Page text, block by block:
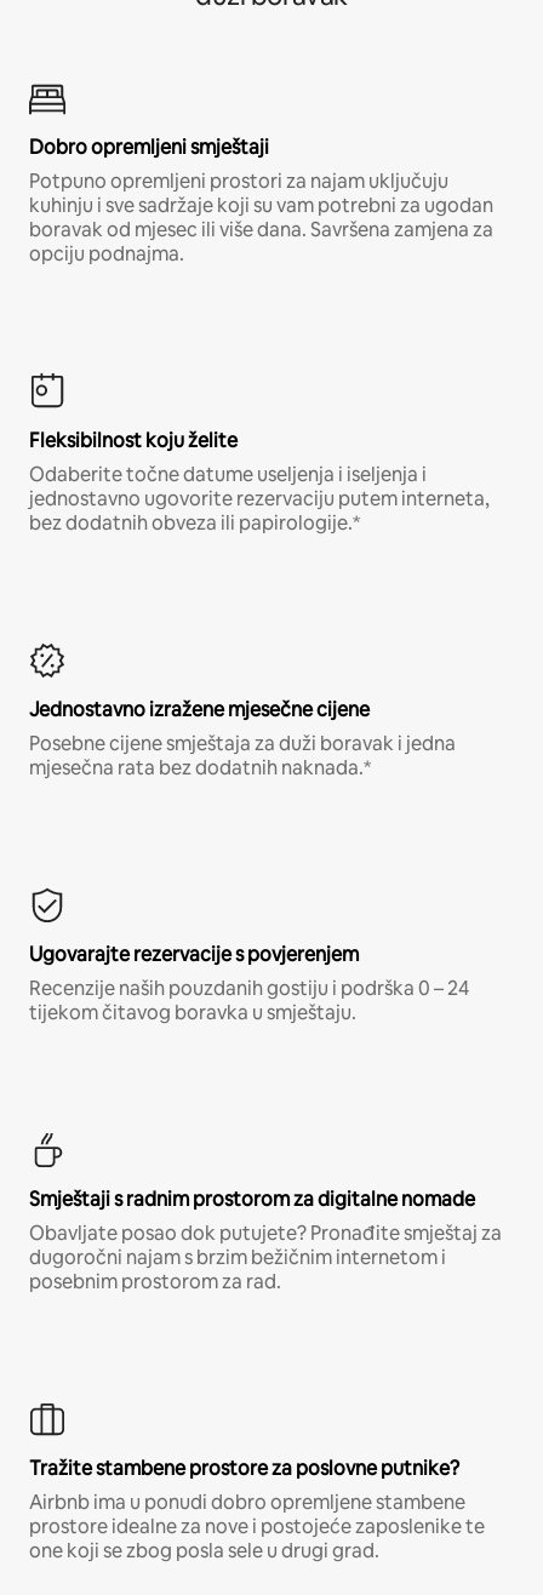
Dobro opremljeni smještaji
Potpuno opremljeni prostori za najam uključuju
kuhinju i sve sadržaje koji su vam potrebni za ugodan
boravak od mjesec ili više dana. Savršena zamjena za
opciju podnajma.
Fleksibilnost koju želite
Odaberite točne datume useljenja i iseljenja i
jednostavno ugovorite rezervaciju putem interneta,
bez dodatnih obveza ili papirologije.*
Jednostavno izražene mjesečne cijene
Posebne cijene smještaja za duži boravak i jedna
mjesečna rata bez dodatnih naknada.*
Ugovarajte rezervacije s povjerenjem
Recenzije naših pouzdanih gostiju i podrška 0 – 24
tijekom čitavog boravka u smještaju.
Smještaji s radnim prostorom za digitalne nomade
Obavljate posao dok putujete? Pronađite smještaj za
dugoročni najam s brzim bežičnim internetom i
posebnim prostorom za rad.
Tražite stambene prostore za poslovne putnike?
Airbnb ima u ponudi dobro opremljene stambene
prostore idealne za nove i postojeće zaposlenike te
one koji se zbog posla sele u drugi grad.